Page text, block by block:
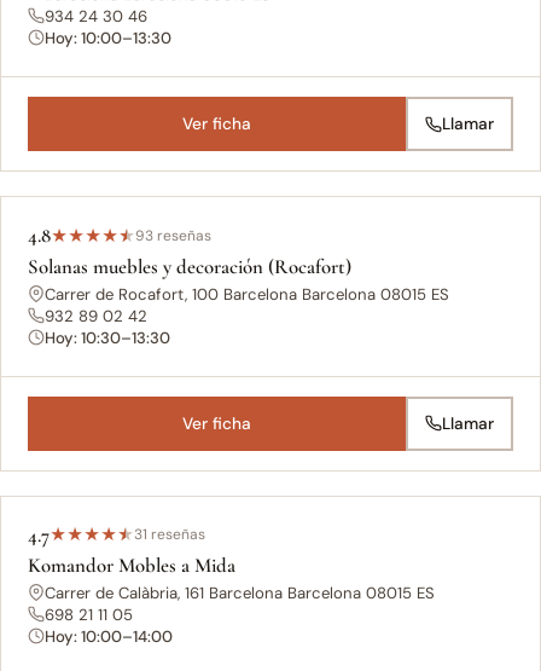
934 24 30 46
Hoy: 10:00–13:30
Ver ficha Llamar
4.8★★★★★93 reseñas
Solanas muebles y decoración (Rocafort)
Carrer de Rocafort, 100 Barcelona Barcelona 08015 ES
932 89 02 42
Hoy: 10:30–13:30
Ver ficha Llamar
4.7★★★★★31 reseñas
Komandor Mobles a Mida
Carrer de Calàbria, 161 Barcelona Barcelona 08015 ES
698 21 11 05
Hoy: 10:00–14:00